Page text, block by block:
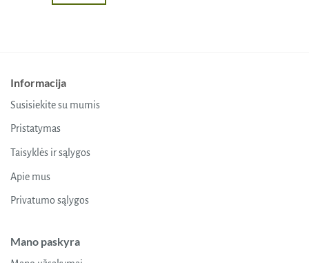
Informacija
Susisiekite su mumis
Pristatymas
Taisyklės ir sąlygos
Apie mus
Privatumo sąlygos
Mano paskyra